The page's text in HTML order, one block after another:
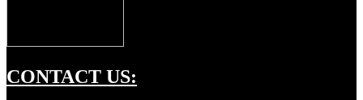
CONTACT US: